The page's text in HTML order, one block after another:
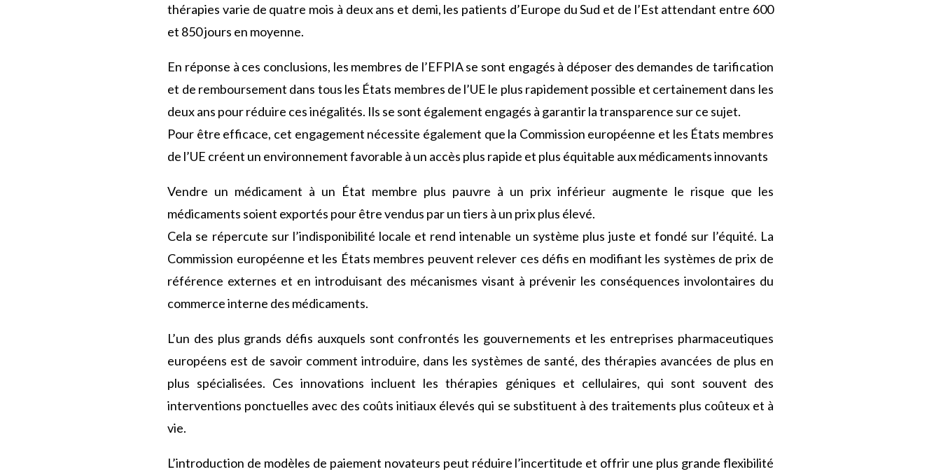
thérapies varie de quatre mois à deux ans et demi, les patients d’Europe du Sud et de l’Est attendant entre 600
et 850 jours en moyenne.
En réponse à ces conclusions, les membres de l’EFPIA se sont engagés à déposer des demandes de tarification
et de remboursement dans tous les États membres de l’UE le plus rapidement possible et certainement dans les
deux ans pour réduire ces inégalités. Ils se sont également engagés à garantir la transparence sur ce sujet.
Pour être efficace, cet engagement nécessite également que la Commission européenne et les États membres
de l’UE créent un environnement favorable à un accès plus rapide et plus équitable aux médicaments innovants
Vendre un médicament à un État membre plus pauvre à un prix inférieur augmente le risque que les
médicaments soient exportés pour être vendus par un tiers à un prix plus élevé.
Cela se répercute sur l’indisponibilité locale et rend intenable un système plus juste et fondé sur l’équité. La
Commission européenne et les États membres peuvent relever ces défis en modifiant les systèmes de prix de
référence externes et en introduisant des mécanismes visant à prévenir les conséquences involontaires du
commerce interne des médicaments.
L’un des plus grands défis auxquels sont confrontés les gouvernements et les entreprises pharmaceutiques
européens est de savoir comment introduire, dans les systèmes de santé, des thérapies avancées de plus en
plus spécialisées. Ces innovations incluent les thérapies géniques et cellulaires, qui sont souvent des
interventions ponctuelles avec des coûts initiaux élevés qui se substituent à des traitements plus coûteux et à
vie.
L’introduction de modèles de paiement novateurs peut réduire l’incertitude et offrir une plus grande flexibilité